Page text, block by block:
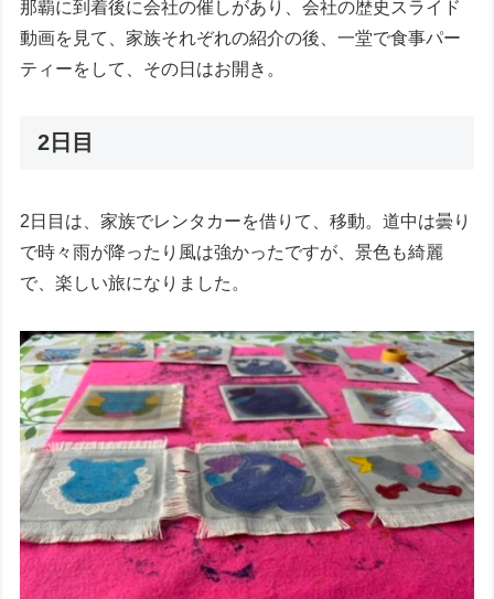
那覇に到着後に会社の催しがあり、会社の歴史スライド
動画を見て、家族それぞれの紹介の後、一堂で食事パー
ティーをして、その日はお開き。
2日目
2日目は、家族でレンタカーを借りて、移動。道中は曇り
で時々雨が降ったり風は強かったですが、景色も綺麗
で、楽しい旅になりました。